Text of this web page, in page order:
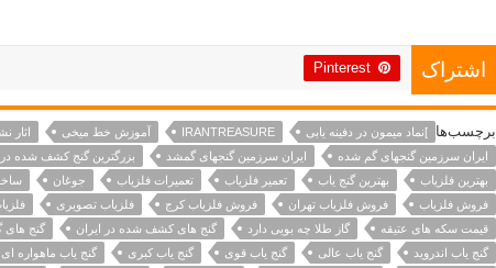
اشتراک Pinterest
برچسب‌ها ]نماد میمون در دفینه یابی IRANTREASURE آموزش خط میخی
اثار
ایران سرزمین گنجهای گم شده
ایران سرزمین گنجهای گمشد بزرگترین گنج کشف شده در
بهترین فلزیاب
بهترین گنج یاب تعمیر فلزیاب تعمیرات فلزیاب جوغان
فروش فلزیاب
فروش فلزیاب تهران فروش فلزیاب کرج فلزیاب تصویری
قیمت سکه های عتیقه
گاز طلا چه بویی دارد گنج های کشف شده در ایران گنج های
گنج یاب اندروید
گنج یاب عالی گنج یاب قوی گنج یاب کبری گنج یاب ماهواره ای